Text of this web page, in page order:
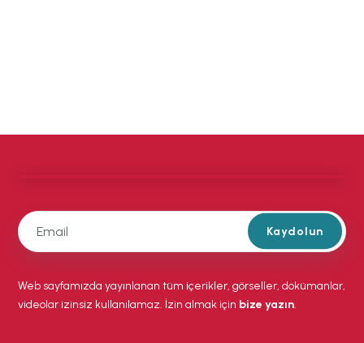
Kaydolun
Web sayfamızda yayınlanan tüm içerikler, görseller, dokümanlar,
videolar izinsiz kullanılamaz. İzin almak için bize yazın.